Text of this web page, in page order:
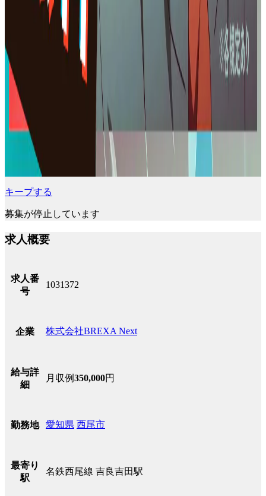
キープする
募集が停止しています
求人概要
求人番
号
1031372
企業 株式会社BREXA Next
給与詳
細
月収例350,000円
勤務地 愛知県 西尾市
最寄り
駅
名鉄西尾線 吉良吉田駅